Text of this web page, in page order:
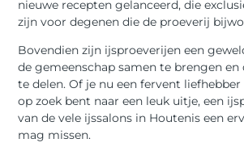
nieuwe recepten gelanceerd, die
zijn voor degenen die de proeverij
Bovendien zijn ijsproeverijen een
de gemeenschap samen te brengen en
te delen. Of je nu een fervent
op zoek bent naar een leuk uitje, een
van de vele ijssalons in Houtenis een
mag missen.